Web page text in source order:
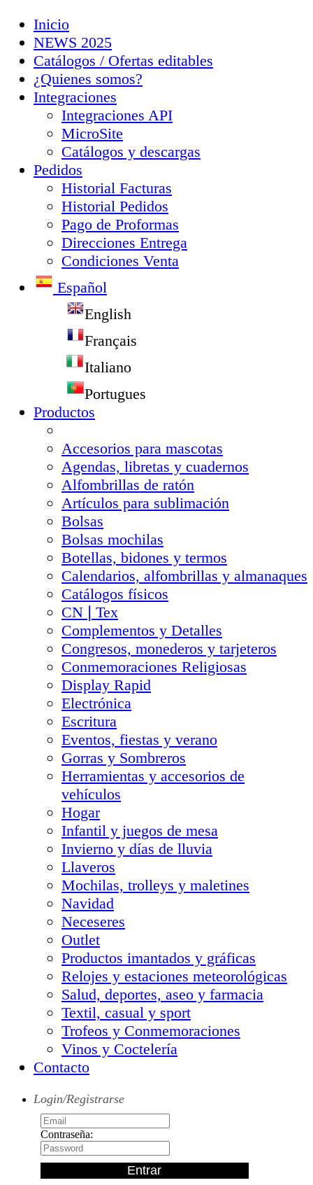
Inicio
NEWS 2025
Catálogos / Ofertas editables
¿Quienes somos?
Integraciones
Integraciones API
MicroSite
Catálogos y descargas
Pedidos
Historial Facturas
Historial Pedidos
Pago de Proformas
Direcciones Entrega
Condiciones Venta
Español
English
Français
Italiano
Portugues
Productos
Accesorios para mascotas
Agendas, libretas y cuadernos
Alfombrillas de ratón
Artículos para sublimación
Bolsas
Bolsas mochilas
Botellas, bidones y termos
Calendarios, alfombrillas y almanaques
Catálogos físicos
CN❘Tex
Complementos y Detalles
Congresos, monederos y tarjeteros
Conmemoraciones Religiosas
Display Rapid
Electrónica
Escritura
Eventos, fiestas y verano
Gorras y Sombreros
Herramientas y accesorios de
vehículos
Hogar
Infantil y juegos de mesa
Invierno y días de lluvia
Llaveros
Mochilas, trolleys y maletines
Navidad
Neceseres
Outlet
Productos imantados y gráficas
Relojes y estaciones meteorológicas
Salud, deportes, aseo y farmacia
Textil, casual y sport
Trofeos y Conmemoraciones
Vinos y Coctelería
Contacto
Login/Registrarse
Contraseña: